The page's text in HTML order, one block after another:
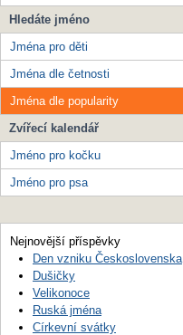
Hledáte jméno
Jména pro děti
Jména dle četnosti
Jména dle popularity
Zvířecí kalendář
Jméno pro kočku
Jméno pro psa
Nejnovější příspěvky
Den vzniku Československa
Dušičky
Velikonoce
Ruská jména
Církevní svátky